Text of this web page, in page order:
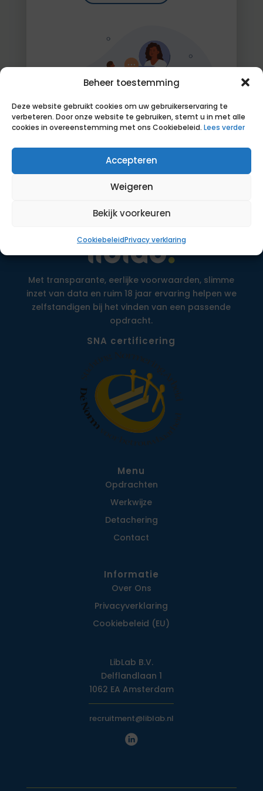
Beheer toestemming
Deze website gebruikt cookies om uw gebruikerservaring te
verbeteren. Door onze website te gebruiken, stemt u in met alle
cookies in overeenstemming met ons Cookiebeleid. Lees verder
Accepteren
Weigeren
Bekijk voorkeuren
CookiebeleidPrivacy verklaring
Met transparante, eerlijke voorwaarden, slimme
inzet van data en ruim 18 jaar ervaring helpen we
zelfstandigen bij het vinden van een passende
opdracht.
SNA certificering
Menu
Opdrachten
Werkwijze
Detachering
Contact
Informatie
Over Ons
Privacy­verklaring
Cookiebeleid (EU)
LibLab B.V.
Delflandlaan 1
1062 EA Amsterdam
recruitment@liblab.nl